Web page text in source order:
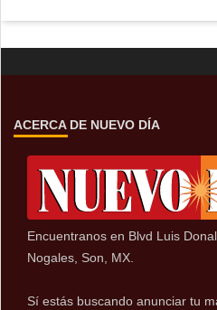
ACERCA DE NUEVO DÍA
Encuentranos en Blvd Luis
Nogales, Son, MX.
Sí estás buscando anunciar tu